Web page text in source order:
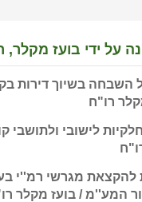
על ידי בועז מקלר,
השבחה בשיוך דירות
לישובי ולתושבי
להקצאת מגרשי רמ''י
המע''מ / בועז מקלר